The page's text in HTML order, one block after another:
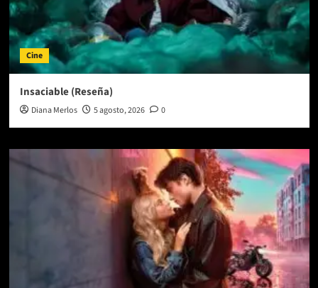
Cine
Insaciable (Reseña)
Diana Merlos 5 agosto, 2026 0